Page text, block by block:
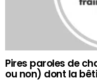
Pires paroles de
ou non) dont la